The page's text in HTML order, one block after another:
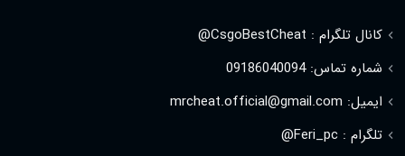
کانال تلگرام : CsgoBestCheat@
شماره تماس: 09186040094
ایمیل: mrcheat.official@gmail.com
تلگرام : Feri_pc@